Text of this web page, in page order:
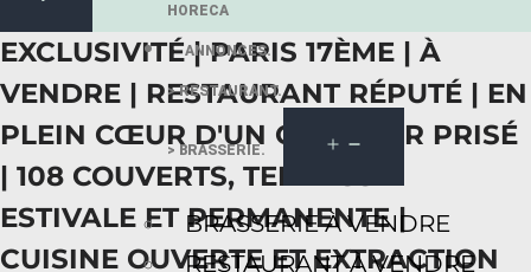
HORECA
ANNONCES.
> RESTAURANT.
> BRASSERIE.
BRASSERIE À VENDRE
RESTAURANT À VENDRE
Next slide
EXCLUSIVITÉ | PARIS 17ÈME | À
VENDRE | RESTAURANT RÉPUTÉ | EN
PLEIN CŒUR D'UN QUARTIER PRISÉ
| 108 COUVERTS, TERRASSE
ESTIVALE ET PERMANENTE |
CUISINE OUVERTE ET EXTRACTION